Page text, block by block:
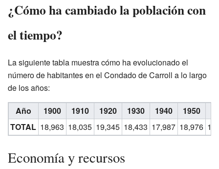
¿Cómo ha cambiado la población con
el tiempo?
La siguiente tabla muestra cómo ha evolucionado el
número de habitantes en el Condado de Carroll a lo largo
de los años:
Año 1900 1910 1920 1930 1940 1950
TOTAL 18,963 18,035 19,345 18,433 17,987 18,976
Economía y recursos